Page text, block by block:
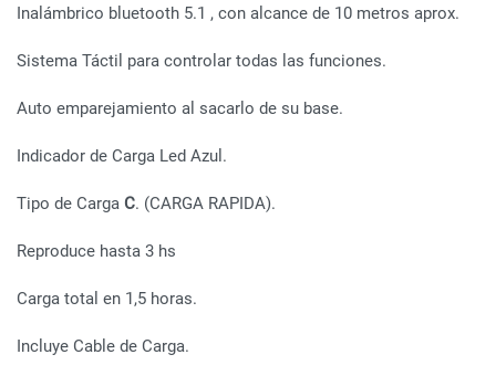
Inalámbrico bluetooth 5.1 , con alcance de 10 metros aprox.
Sistema Táctil para controlar todas las funciones.
Auto emparejamiento al sacarlo de su base.
Indicador de Carga Led Azul.
Tipo de Carga C. (CARGA RAPIDA).
Reproduce hasta 3 hs
Carga total en 1,5 horas.
Incluye Cable de Carga.